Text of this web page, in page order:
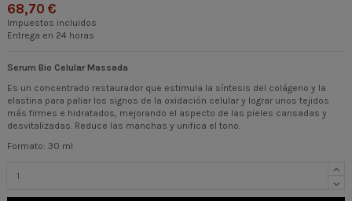
68,70 €
Impuestos incluidos
Entrega en 24 horas
Serum Bio Celular Massada
Es un concentrado restaurador que estimula la síntesis del colágeno y la
elastina para paliar los signos de la oxidación celular y lograr unos tejidos
más firmes e hidratados, mejorando el aspecto de las pieles cansadas y
desvitalizadas. Reduce las manchas y unifica el tono.
Formato: 30 ml